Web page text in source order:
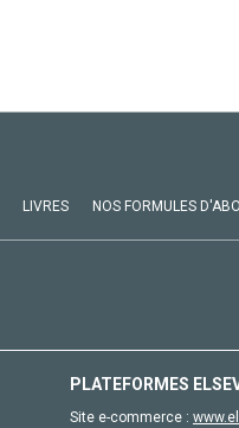
LIVRES NOS FORMULES
PLATEFORMES
Site e-commerce :